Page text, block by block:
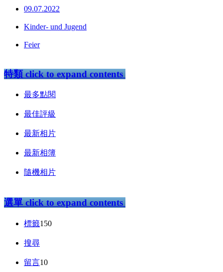
09.07.2022
Kinder- und Jugend
Feier
特類click to expand contents
最多點閱
最佳評級
最新相片
最新相簿
隨機相片
選單click to expand contents
標籤150
搜尋
留言10